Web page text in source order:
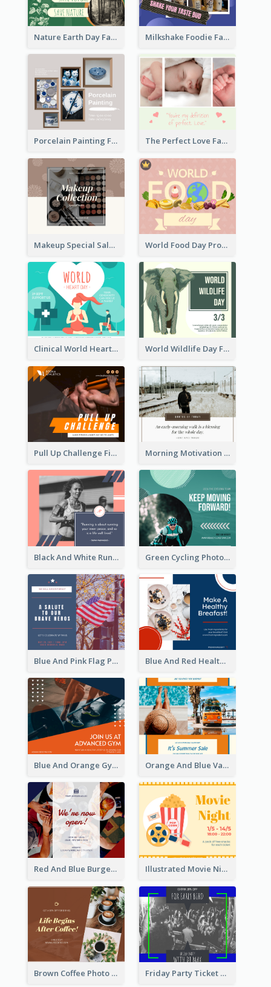
Nature Earth Day Facebook Post Milkshake Foodie Facebook Post
Porcelain Painting Facebook Post The Perfect Love Facebook Post
Makeup Special Sale Facebook Post World Food Day Promote Facebook Post
Clinical World Heart Day Quote Facebook Post World Wildlife Day Facebook Post
Pull Up Challenge Fitness Facebook Post Morning Motivation Quotes Of Today Facebook Post
Black And White Running Quote Facebook Post Green Cycling Photo Circles Cycling Team Facebook Post
Blue And Pink Flag Photo Memorial Day Facebook Post Blue And Red Healthy Food Ingredients Cooking Facebook Post
Blue And Orange Gym Photo Fitness Centre Facebook Post Orange And Blue Vacation Photo Summer Sale Facebook Post
Red And Blue Burger Photo Restaurant Opening Facebook Post Illustrated Movie Night Facebook Post With Details
Brown Coffee Photo Coffee Shop Facebook Post Friday Party Ticket Facebook Post